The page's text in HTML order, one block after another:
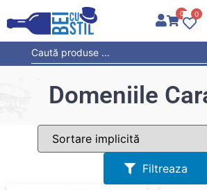
0 0
Domeniile
Filtreaza